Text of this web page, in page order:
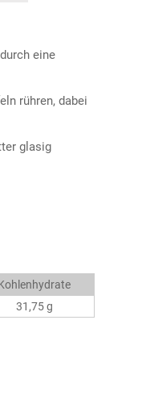
eine
rühren, dabei
glasig
31,75 g